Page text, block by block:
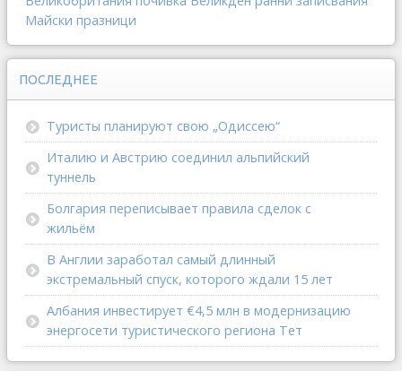
Майски празници
ПОСЛЕДНЕЕ
Туристы планируют свою „Одиссею“
Италию и Австрию соединил альпийский
туннель
Болгария переписывает правила сделок с
жильём
В Англии заработал самый длинный
экстремальный спуск, которого ждали 15 лет
Албания инвестирует €4,5 млн в модернизацию
энергосети туристического региона Тет